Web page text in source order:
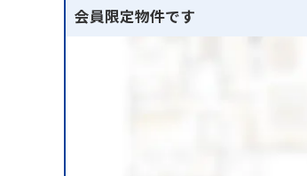
会員限定物件です